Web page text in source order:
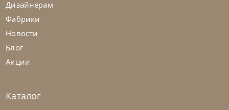
Дизайнерам
Фабрики
Новости
Блог
Акции
Каталог